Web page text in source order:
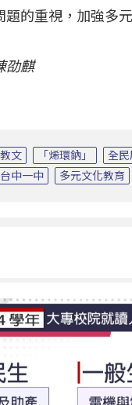
題的重視，加強多
劭麒
教文 「烯環鈉」
全民
台中一中
多元文化教育